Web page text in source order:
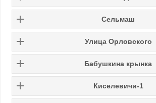
Сельмаш
Улица Орловского
Бабушкина крынка
Киселевичи-1